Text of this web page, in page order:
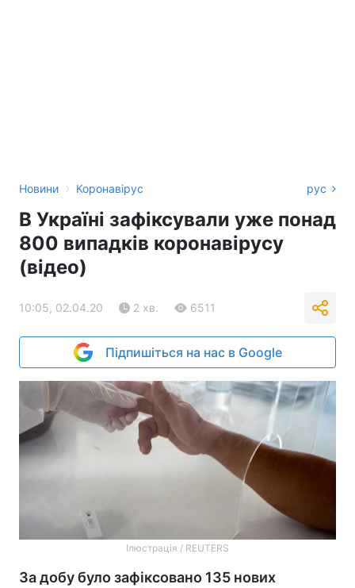
Новини › Коронавірус рус
В Україні зафіксували уже понад
800 випадків коронавірусу
(відео)
10:05, 02.04.20 2 хв. 6511
Підпишіться на нас в Google
Ілюстрація / REUTERS
За добу було зафіксовано 135 нових